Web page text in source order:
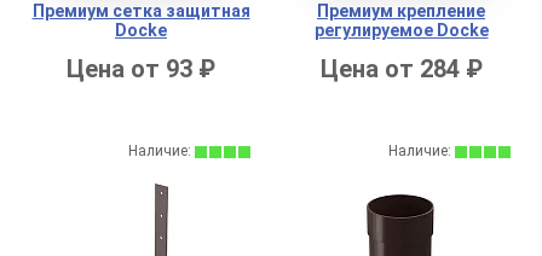
Премиум сетка защитная
Docke
Цена от 93 ₽
Премиум крепление
регулируемое Docke
Цена от 284 ₽
Наличие: Наличие: